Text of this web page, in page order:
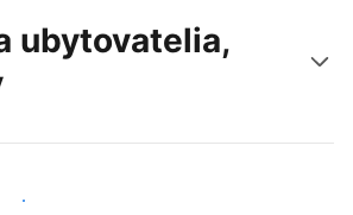
ubytovatelia,
ubytovateľom